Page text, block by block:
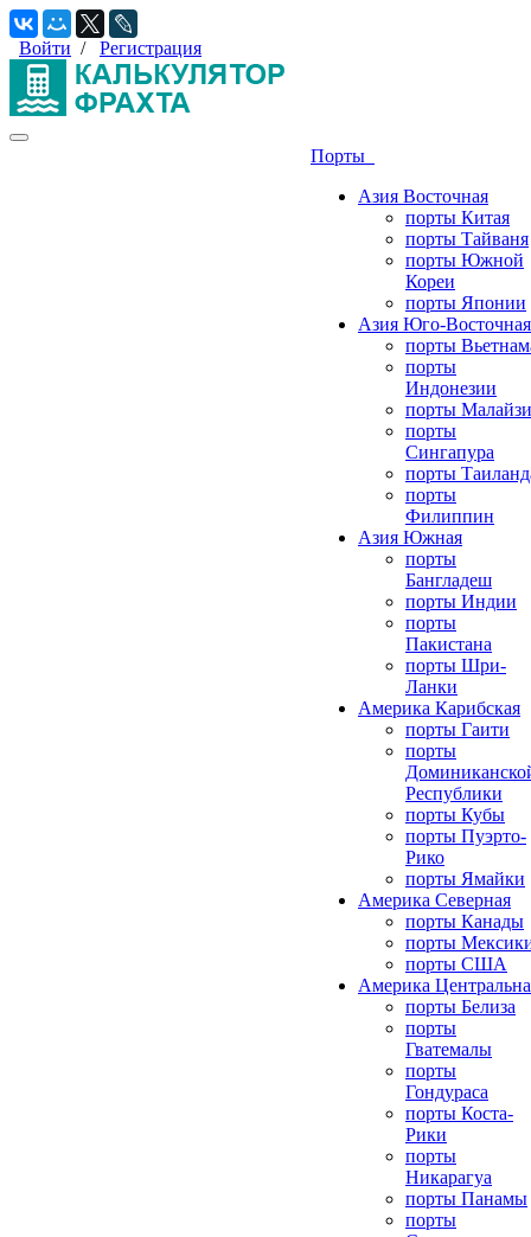
Войти / Регистрация
Порты
Азия Восточная
порты Китая
порты Тайваня
порты Южной
Кореи
порты Японии
Азия Юго-Восточная
порты
порты
Индонезии
порты
порты
Сингапура
порты
порты
Филиппин
Азия Южная
порты
Бангладеш
порты Индии
порты
Пакистана
порты Шри-
Ланки
Америка Карибская
порты Гаити
порты
Республики
порты Кубы
порты Пуэрто-
Рико
порты Ямайки
Америка Северная
порты Канады
порты
порты США
Америка
порты Белиза
порты
Гватемалы
порты
Гондураса
порты Коста-
Рики
порты
Никарагуа
порты Панамы
порты